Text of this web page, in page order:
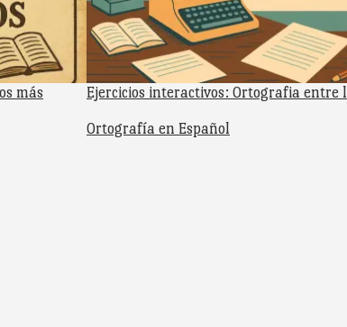
más
Ejercicios interactivos: Ortografia entre
Respecto a
Ortografía en Español